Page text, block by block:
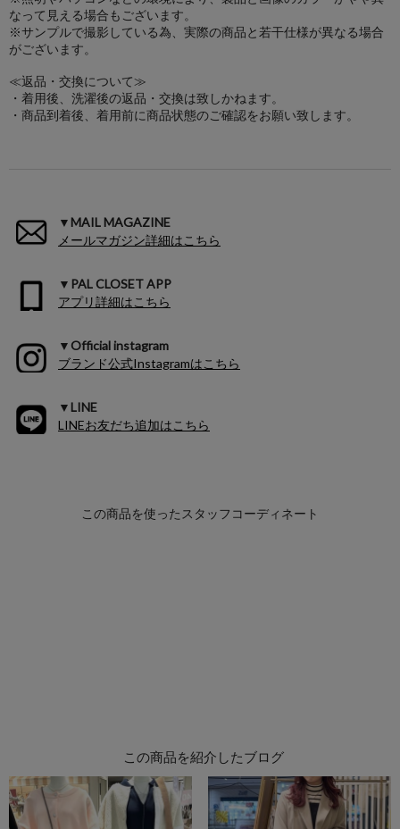
なって見える場合もございます。
※サンプルで撮影している為、実際の商品と若干仕様が異なる場合
がございます。
≪返品・交換について≫
・着用後、洗濯後の返品・交換は致しかねます。
・商品到着後、着用前に商品状態のご確認をお願い致します。
▼MAIL MAGAZINE
メールマガジン詳細はこちら
▼PAL CLOSET APP
アプリ詳細はこちら
▼Official instagram
ブランド公式Instagramはこちら
▼LINE
LINEお友だち追加はこちら
この商品を紹介したブログ